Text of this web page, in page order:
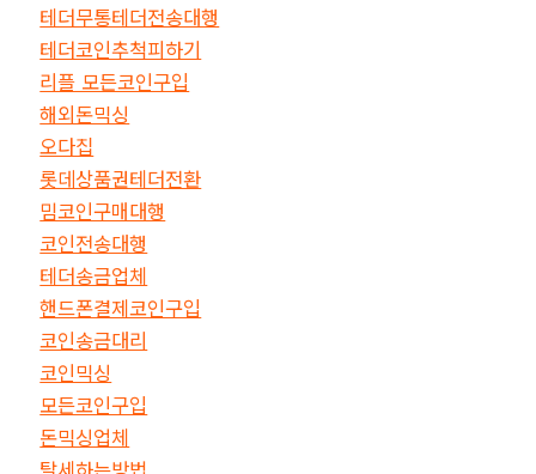
테더무통테더전송대행
테더코인추척피하기
리플 모든코인구입
해외돈믹싱
오다집
롯데상품권테더전환
밈코인구매대행
코인전송대행
테더송금업체
핸드폰결제코인구입
코인송금대리
코인믹싱
모든코인구입
돈믹싱업체